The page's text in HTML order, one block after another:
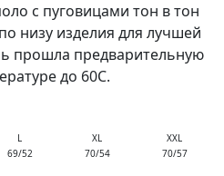
с пуговицами тон в тон
низу изделия для лучшей
прошла предварительную
до 60С.
L XL
XXL
69/52 70/54 70/57